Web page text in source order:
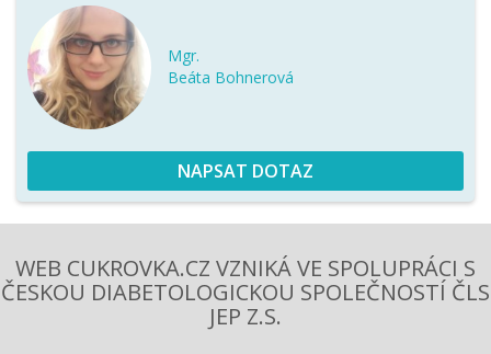
Mgr.
Beáta Bohnerová
NAPSAT DOTAZ
WEB CUKROVKA.CZ VZNIKÁ VE SPOLUPRÁCI S
ČESKOU DIABETOLOGICKOU SPOLEČNOSTÍ ČLS
JEP Z.S.